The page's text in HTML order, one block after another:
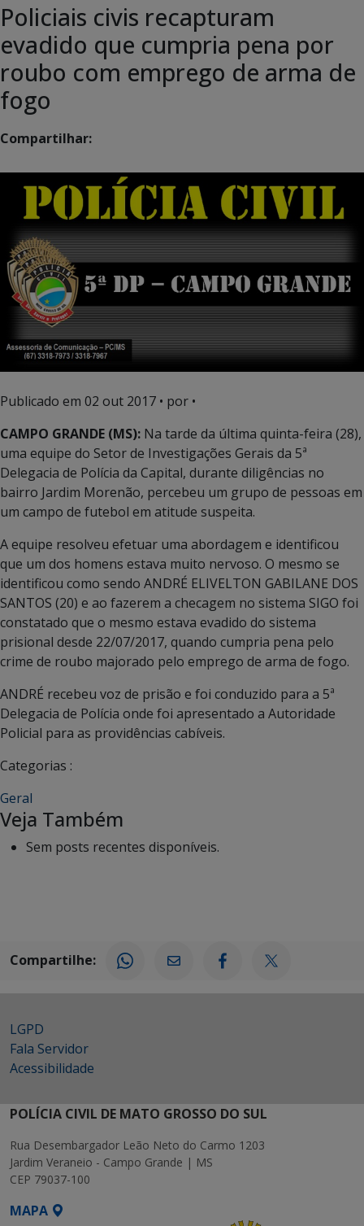
Policiais civis recapturam
evadido que cumpria pena por
roubo com emprego de arma de
fogo
Compartilhar:
Publicado em 02 out 2017 • por •
CAMPO GRANDE (MS): Na tarde da última quinta-feira (28),
uma equipe do Setor de Investigações Gerais da 5ª
Delegacia de Polícia da Capital, durante diligências no
bairro Jardim Morenão, percebeu um grupo de pessoas em
um campo de futebol em atitude suspeita.
A equipe resolveu efetuar uma abordagem e identificou
que um dos homens estava muito nervoso. O mesmo se
identificou como sendo ANDRÉ ELIVELTON GABILANE DOS
SANTOS (20) e ao fazerem a checagem no sistema SIGO foi
constatado que o mesmo estava evadido do sistema
prisional desde 22/07/2017, quando cumpria pena pelo
crime de roubo majorado pelo emprego de arma de fogo.
ANDRÉ recebeu voz de prisão e foi conduzido para a 5ª
Delegacia de Polícia onde foi apresentado a Autoridade
Policial para as providências cabíveis.
Categorias :
Geral
Veja Também
Sem posts recentes disponíveis.
Compartilhe:
LGPD
Fala Servidor
Acessibilidade
POLÍCIA CIVIL DE MATO GROSSO DO SUL
Rua Desembargador Leão Neto do Carmo 1203
Jardim Veraneio - Campo Grande | MS
CEP 79037-100
MAPA